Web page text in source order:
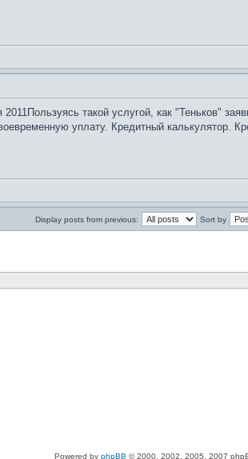
такой услугой, как "Теньков"
уплату. Кредитный калькулятор.
Display posts from previous: Sort by
Powered by phpBB © 2000, 2002, 2005, 2007